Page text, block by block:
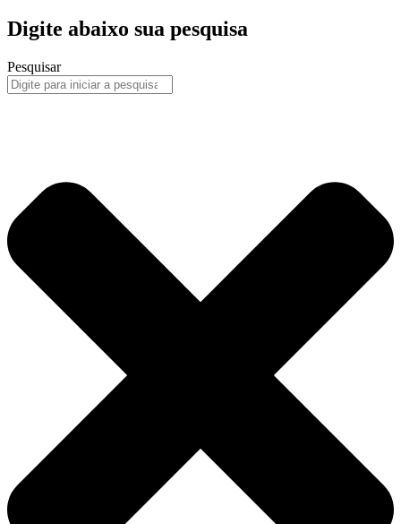
Digite abaixo sua pesquisa
Pesquisar